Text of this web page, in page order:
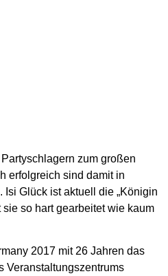
zum großen
erfolgreich sind damit in
Glück ist aktuell die „Königin
so hart gearbeitet wie kaum
2017 mit 26 Jahren das
Veranstaltungszentrums